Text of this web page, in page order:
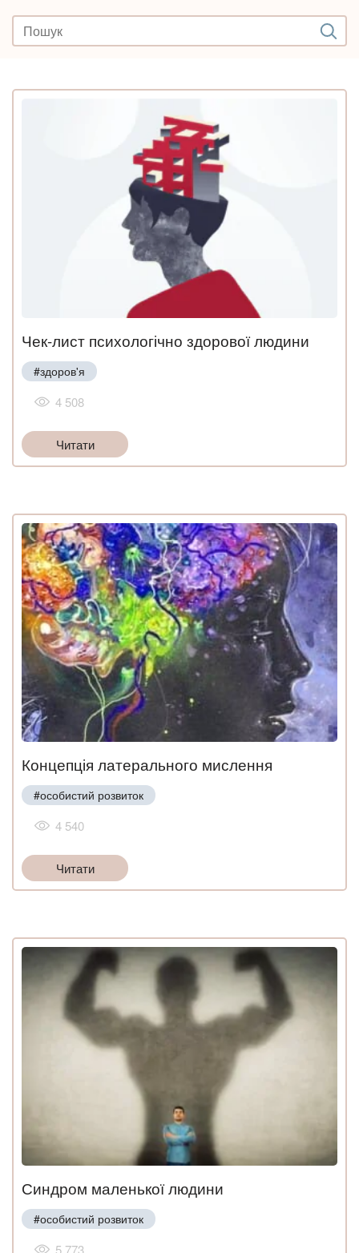
Чек-лист психологічно здорової людини
#здоров'я
4 508
Читати
Концепція латерального мислення
#особистий розвиток
4 540
Читати
Синдром маленької людини
#особистий розвиток
5 773